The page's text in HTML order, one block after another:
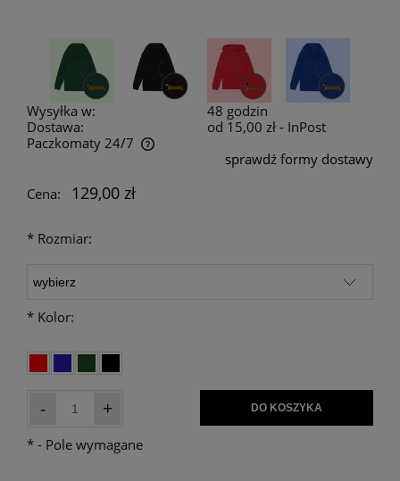
Wysyłka w:
48 godzin
Dostawa:
od 15,00 zł - InPost
Paczkomaty 24/7
Cena nie zawiera ewentualnych kosztów płatności
sprawdź formy dostawy
Cena:
129,00 zł
* Rozmiar:
* Kolor:
- + DO KOSZYKA
* - Pole wymagane